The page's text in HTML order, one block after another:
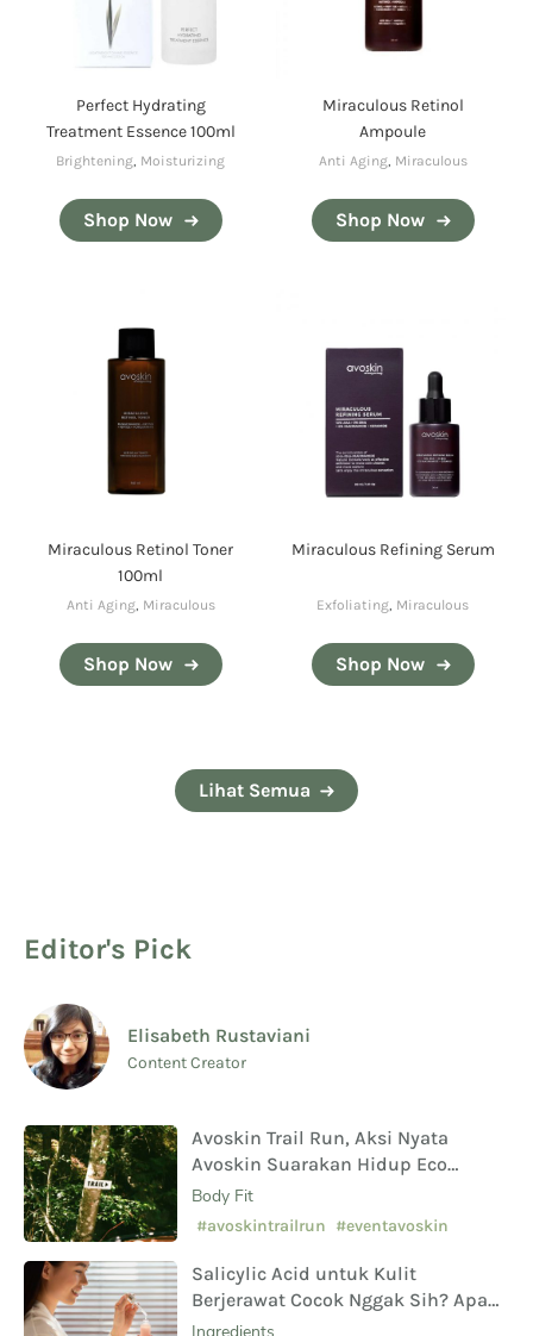
Perfect Hydrating
Treatment Essence 100ml
Brightening, Moisturizing
Shop Now
Miraculous Retinol
Ampoule
Anti Aging, Miraculous
Shop Now
Miraculous Retinol Toner
100ml
Anti Aging, Miraculous
Shop Now
Miraculous Refining Serum
Exfoliating, Miraculous
Shop Now
Lihat Semua
Editor's Pick
Elisabeth Rustaviani
Content Creator
Avoskin Trail Run, Aksi Nyata
Avoskin Suarakan Hidup Eco
Conscious
Body Fit
#avoskintrailrun #eventavoskin
Salicylic Acid untuk Kulit
Berjerawat Cocok Nggak Sih? Apa
Saja Manfaat Hingga Efek